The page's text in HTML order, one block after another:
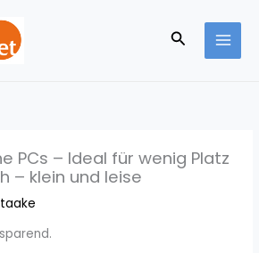
Suchen
PCs – Ideal für wenig Platz
– klein und leise